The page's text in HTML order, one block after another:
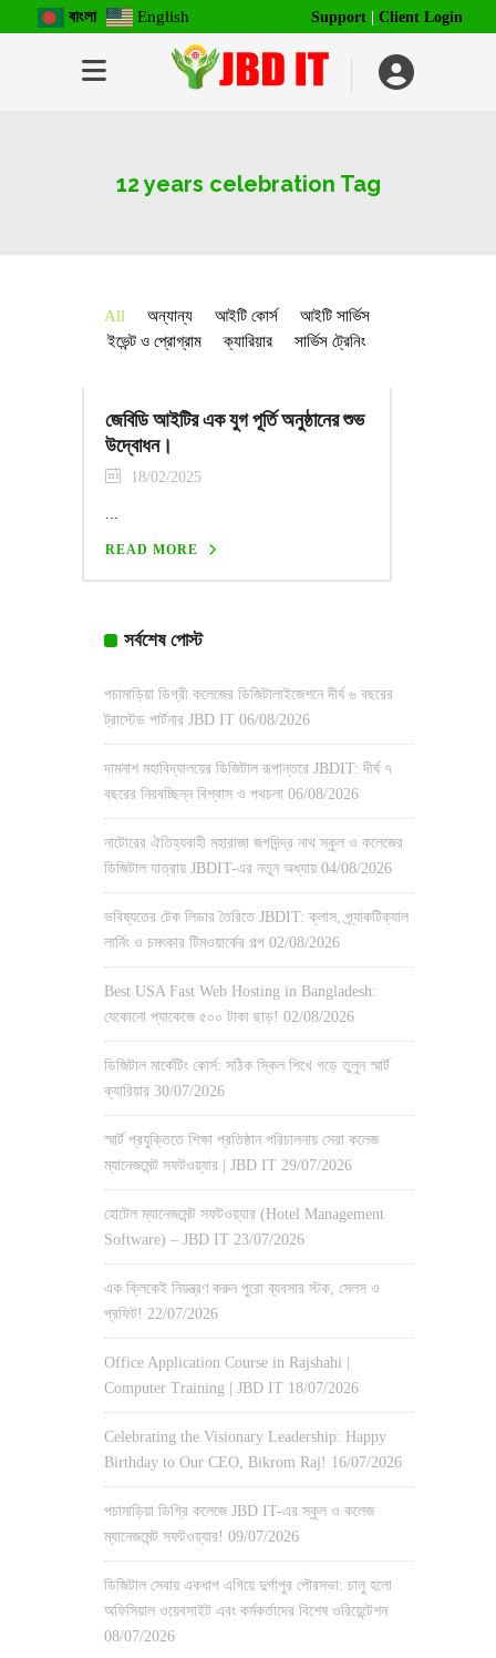
বাংলা English Support Client Login
12 years celebration Tag
All অন্যান্য আইটি কোর্স
আইটি সার্ভিস
ইভেন্ট ও প্রোগ্রাম
ক্যারিয়ার সার্ভিস ট্রেনিং
জেবিডি আইটির এক যুগ পূর্তি অনুষ্ঠানের শুভ
উদ্বোধন।
18/02/2025
...
READ MORE
সর্বশেষ পোস্ট
পচামাড়িয়া ডিগ্রী কলেজের ডিজিটালাইজেশনে দীর্ঘ ৬ বছরের
ট্রাস্টেড পার্টনার JBD IT 06/08/2026
দামনাশ মহাবিদ্যালয়ের ডিজিটাল রূপান্তরে JBDIT: দীর্ঘ ৭
বছরের নিরবচ্ছিন্ন বিশ্বাস ও পথচলা 06/08/2026
নাটোরের ঐতিহ্যবাহী মহারাজা জগদিন্দ্র নাথ স্কুল ও কলেজের
ডিজিটাল যাত্রায় JBDIT-এর নতুন অধ্যায় 04/08/2026
ভবিষ্যতের টেক লিডার তৈরিতে JBDIT: ক্লাস, প্র্যাকটিক্যাল
লার্নিং ও চমৎকার টিমওয়ার্কের গল্প 02/08/2026
Best USA Fast Web Hosting in Bangladesh:
যেকোনো প্যাকেজে ৫০০ টাকা ছাড়! 02/08/2026
ডিজিটাল মার্কেটিং কোর্স: সঠিক স্কিল শিখে গড়ে তুলুন স্মার্ট
ক্যারিয়ার 30/07/2026
স্মার্ট প্রযুক্তিতে শিক্ষা প্রতিষ্ঠান পরিচালনায় সেরা কলেজ
ম্যানেজমেন্ট সফটওয়্যার | JBD IT 29/07/2026
হোটেল ম্যানেজমেন্ট সফটওয়্যার (Hotel Management
Software) – JBD IT 23/07/2026
এক ক্লিকেই নিয়ন্ত্রণ করুন পুরো ব্যবসার স্টক, সেলস ও
প্রফিট! 22/07/2026
Office Application Course in Rajshahi |
Computer Training | JBD IT 18/07/2026
Celebrating the Visionary Leadership: Happy
Birthday to Our CEO, Bikrom Raj! 16/07/2026
পচামাড়িয়া ডিগ্রি কলেজে JBD IT-এর স্কুল ও কলেজ
ম্যানেজমেন্ট সফটওয়্যার! 09/07/2026
ডিজিটাল সেবায় একধাপ এগিয়ে দুর্গাপুর পৌরসভা: চালু হলো
অফিসিয়াল ওয়েবসাইট এবং কর্মকর্তাদের বিশেষ ওরিয়েন্টেশন
08/07/2026